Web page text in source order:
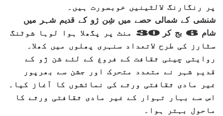
پر رنگارنگ لالٹینیں خوبصورت ہیں۔
شنشی کے شمالی حصے میں شِن ژو کے قدیم شہر میں
شام 6 بج کر 30 منٹ پر پگھلا ہوا لوہا شوٹنگ
سٹارز کی طرح لاتعداد سنہری پھلوں میں کھلا۔
روایتی چینی ثقافت کے فروغ کے لئے شن ژو کے
قدیم شہر نے متعدد متحرک اور جشن سے بھرپور
غیر مادی ثقافتی ورثے کی نمائشوں کا آغاز کیا۔
اس سے بہار تہوار کے غیر مادی ثقافتی ورثے کا
ماحول بہتر ہوا۔